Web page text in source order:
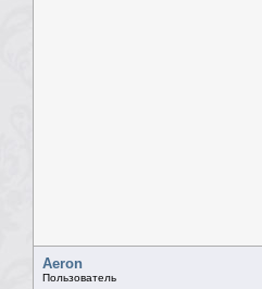
Aeron
Пользователь